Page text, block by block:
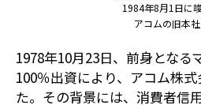
1984年8月1日に
アコムの旧本
1978年10月23日、前身となる
100％出資により、アコム株
た。その背景には、消費者信